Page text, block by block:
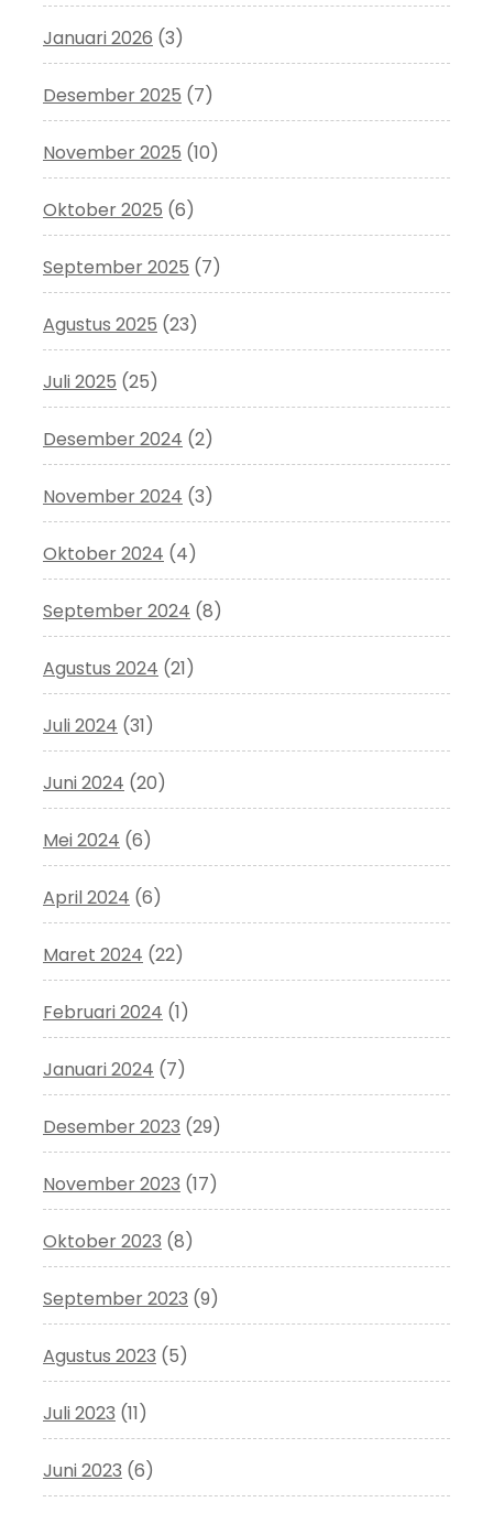
Januari 2026 (3)
Desember 2025 (7)
November 2025 (10)
Oktober 2025 (6)
September 2025 (7)
Agustus 2025 (23)
Juli 2025 (25)
Desember 2024 (2)
November 2024 (3)
Oktober 2024 (4)
September 2024 (8)
Agustus 2024 (21)
Juli 2024 (31)
Juni 2024 (20)
Mei 2024 (6)
April 2024 (6)
Maret 2024 (22)
Februari 2024 (1)
Januari 2024 (7)
Desember 2023 (29)
November 2023 (17)
Oktober 2023 (8)
September 2023 (9)
Agustus 2023 (5)
Juli 2023 (11)
Juni 2023 (6)